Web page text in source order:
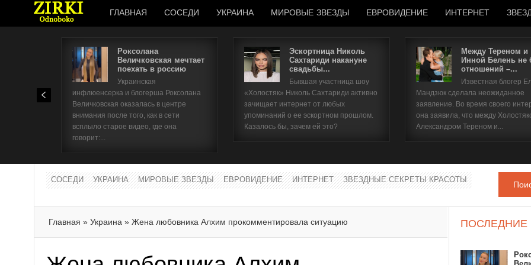
ГЛАВНАЯ СОСЕДИ УКРАИНА МИРОВЫЕ ЗВЕЗДЫ ЕВРОВИДЕНИЕ ИНТЕРНЕТ
Роксолана
Величковская мечтает
поехать в россию
Украинская
инфлюенсерка и блогерша Роксолана
Величковская оказалась в центре
внимания после того, как в сети
всплыло старое видео, где она
говорит:...
Эскортница Николь
Сахтариди накануне
свадьбы...
Бывшая участница шоу
«Холостяк» Николь Сахтариди активно
зачищает интернет от любых
упоминаний о ее эскортном прошлом.
Казалось бы, зачем ей это?
Между Тереном и
Инной Белень не
отношений –...
Известная блогер
Мандзюк сделала неожиданное
заявление. Во время своего
она заявила, что между
Александром Тереном и...
СОСЕДИ УКРАИНА МИРОВЫЕ ЗВЕЗДЫ ЕВРОВИДЕНИЕ ИНТЕРНЕТ ЗВЕЗДНЫЕ СЕКРЕТЫ КРАСОТЫ
Главная » Украина » Жена любовника Алхим прокомментировала ситуацию ПОСЛЕДНИЕ
Имя пользователя
Забыли имя пользователя?